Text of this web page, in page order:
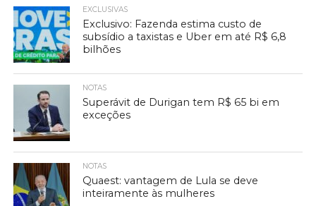
EXCLUSIVAS
Exclusivo: Fazenda estima custo de
subsídio a taxistas e Uber em até R$ 6,8
bilhões
NOTAS
Superávit de Durigan tem R$ 65 bi em
exceções
NOTAS
Quaest: vantagem de Lula se deve
inteiramente às mulheres